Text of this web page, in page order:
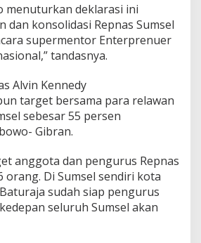
menuturkan deklarasi ini
dan konsolidasi Repnas Sumsel
supermentor Enterprenuer
tandasnya.
Alvin Kennedy
target bersama para relawan
sebesar 55 persen
Gibran.
anggota dan pengurus Repnas
orang. Di Sumsel sendiri kota
sudah siap pengurus
seluruh Sumsel akan